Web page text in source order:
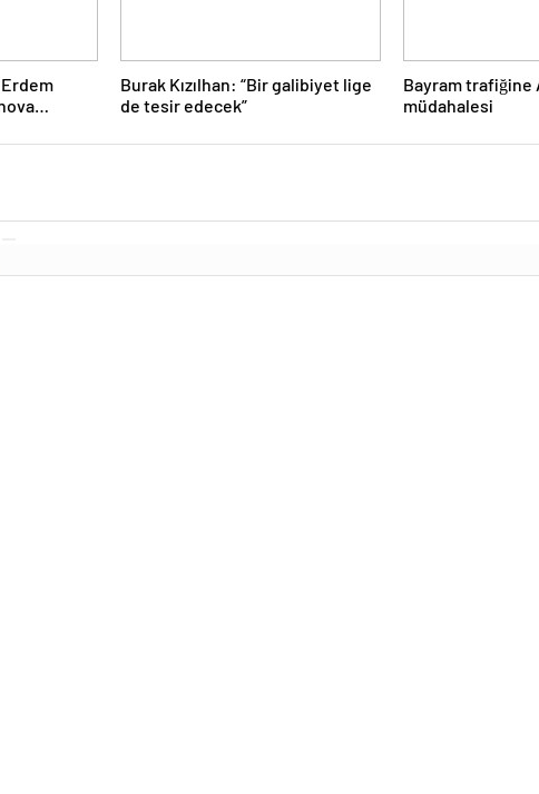
Erdem
Burak Kızılhan: “Bir galibiyet lige
de tesir edecek”
Bayram trafiğine
müdahalesi